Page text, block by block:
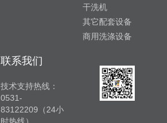
干洗机
其它配套设备
商用洗涤设备
联系我们
技术支持热线：
0531-
83122209（24小